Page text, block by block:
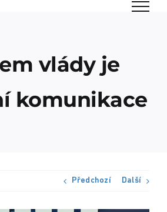
vlády je
komunikace
Předchozí Další